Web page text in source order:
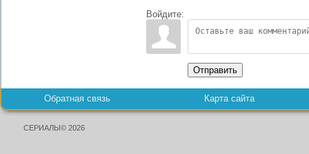
Войдите:
Отправить
Обратная связь Карта сайта
СЕРИАЛЫ© 2026